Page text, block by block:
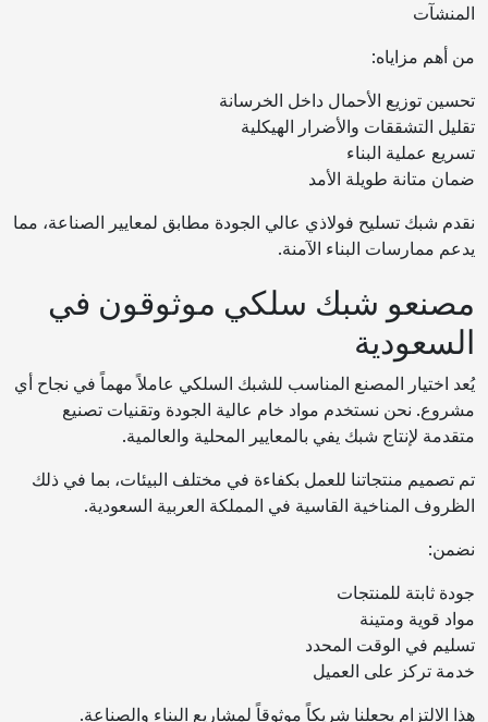
المنشآت
من أهم مزاياه:
تحسين توزيع الأحمال داخل الخرسانة
تقليل التشققات والأضرار الهيكلية
تسريع عملية البناء
ضمان متانة طويلة الأمد
نقدم شبك تسليح فولاذي عالي الجودة مطابق لمعايير الصناعة، مما
يدعم ممارسات البناء الآمنة.
مصنعو شبك سلكي موثوقون في
السعودية
يُعد اختيار المصنع المناسب للشبك السلكي عاملاً مهماً في نجاح أي
مشروع. نحن نستخدم مواد خام عالية الجودة وتقنيات تصنيع
متقدمة لإنتاج شبك يفي بالمعايير المحلية والعالمية.
تم تصميم منتجاتنا للعمل بكفاءة في مختلف البيئات، بما في ذلك
الظروف المناخية القاسية في المملكة العربية السعودية.
نضمن:
جودة ثابتة للمنتجات
مواد قوية ومتينة
تسليم في الوقت المحدد
خدمة تركز على العميل
هذا الالتزام يجعلنا شريكاً موثوقاً لمشاريع البناء والصناعة.